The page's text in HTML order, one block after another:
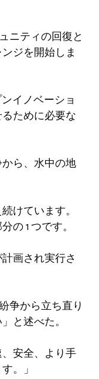
ニティの回復と
ジを開始しま
イノベーショ
ために必要な
ら、水中の地
けています。
1 つです。
画され実行さ
争から立ち直り
と述べた。
安全、より手
。」